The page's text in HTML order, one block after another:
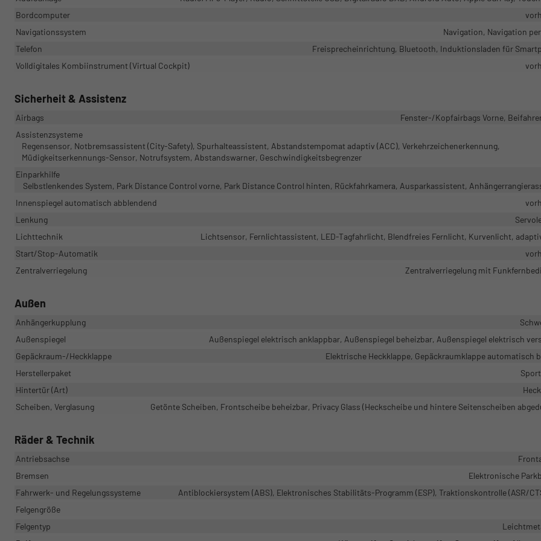
Bordcomputer
Navigationssystem
Navigation, Navigation
Telefon
Freisprecheinrichtung, Bluetooth, Induktionsladen für
Volldigitales Kombiinstrument (Virtual Cockpit)
Sicherheit & Assistenz
Airbags
Fenster-/Kopfairbags Vorne,
Assistenzsysteme
Regensensor, Notbremsassistent (City-Safety), Spurhalteassistent, Abstandstempomat adaptiv (ACC), Verkehrzeichenerkennung,
Müdigkeitserkennungs-Sensor, Notrufsystem, Abstandswarner, Geschwindigkeitsbegrenzer
Einparkhilfe
Selbstlenkendes System, Park Distance Control vorne, Park Distance Control hinten, Rückfahrkamera, Ausparkassistent,
Innenspiegel automatisch abblendend
Lenkung
Lichttechnik
Lichtsensor, Fernlichtassistent, LED-Tagfahrlicht, Blendfreies Fernlicht, Kurvenlicht,
Start/Stop-Automatik
Zentralverriegelung
Zentralverriegelung mit
Außen
Anhängerkupplung
Außenspiegel
Außenspiegel elektrisch anklappbar, Außenspiegel beheizbar, Außenspiegel elektrisch
Gepäckraum-/Heckklappe
Elektrische Heckklappe, Gepäckraumklappe automatisch
Herstellerpaket
Hintertür (Art)
Scheiben, Verglasung
Getönte Scheiben, Frontscheibe beheizbar, Privacy Glass (Heckscheibe und hintere Seitenscheiben
Räder & Technik
Antriebsachse
Bremsen
Elektronische
Fahrwerk- und Regelungssysteme
Antiblockiersystem (ABS), Elektronisches Stabilitäts-Programm (ESP), Traktionskontrolle (ASR/
Felgengröße
Felgentyp